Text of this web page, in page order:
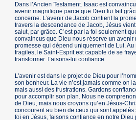
Dans l’Ancien Testament. Isaac est
avenir magnifique parce que Dieu lui fait
concerne. L’avenir de Jacob contient la
travers la descendance de Jacob, Jésus
salut, par grâce. C’est par la foi seulement
convaincus que Dieu nous réserve un avenir
promesse qui dépend uniquement de Lui.
fragiles, le Saint-Esprit est capable de se
transformer. Faisons-lui confiance.
L’avenir est dans le projet de Dieu pour
son bonheur. La vie n’est jamais comme on
mais aussi des frustrations. Gardons
pour accomplir son plan. Nous ne
de Dieu, mais nous croyons qu’en Jésus-
concourent au bien de ceux qui sont
foi en Jésus, faisons confiance en notre Dieu